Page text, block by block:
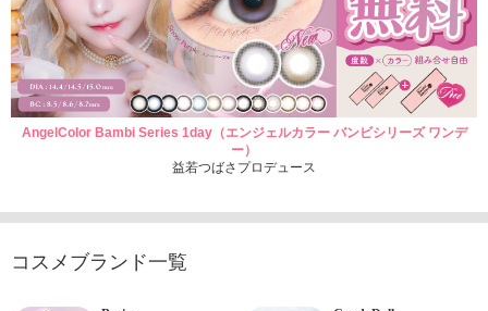
AngelColor Bambi Series 1day（エンジェルカラー バンビシリーズ ワンデ
ー）
益若つばさプロデュース
コスメブランド一覧